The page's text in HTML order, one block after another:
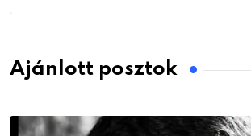
Ajánlott posztok